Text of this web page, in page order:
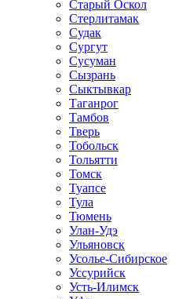
Старый Оскол
Стерлитамак
Судак
Сургут
Сусуман
Сызрань
Сыктывкар
Таганрог
Тамбов
Тверь
Тобольск
Тольятти
Томск
Туапсе
Тула
Тюмень
Улан-Удэ
Ульяновск
Усолье-Сибирское
Уссурийск
Усть-Илимск